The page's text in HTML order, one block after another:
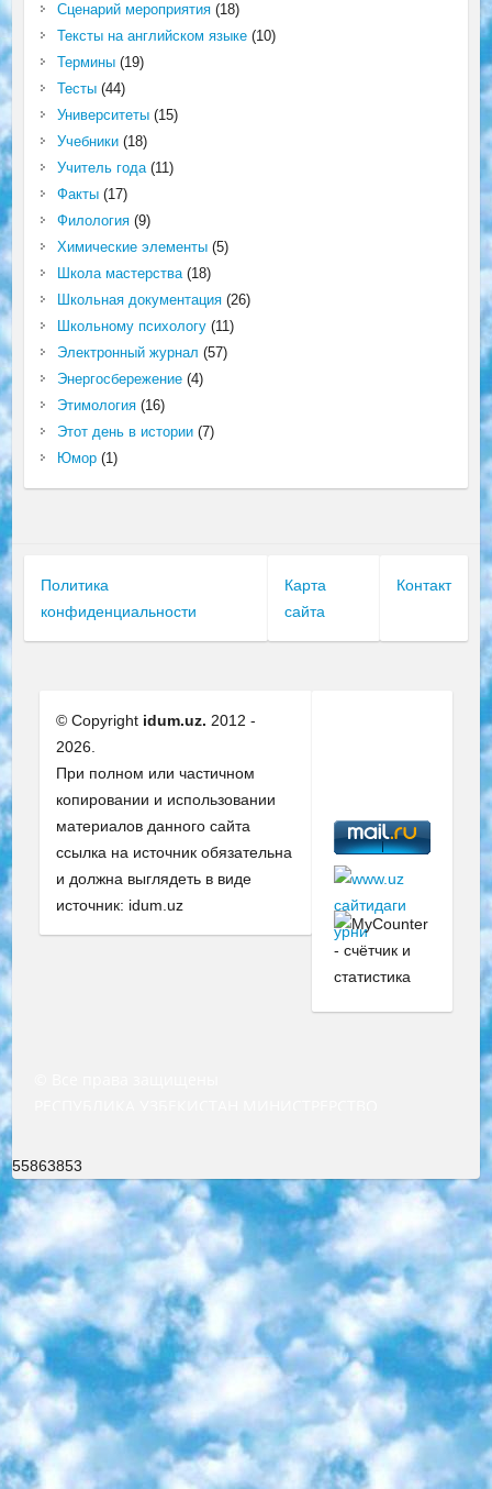
Сценарий мероприятия(18)
Тексты на английском языке(10)
Термины(19)
Тесты(44)
Университеты(15)
Учебники(18)
Учитель года(11)
Факты(17)
Филология(9)
Химические элементы(5)
Школа мастерства(18)
Школьная документация(26)
Школьному психологу(11)
Электронный журнал (57)
Энергосбережение(4)
Этимология(16)
Этот день в истории(7)
Юмор(1)
Политика
конфиденциальности
Карта
сайта
Контакт
© Copyright idum.uz. 2012 -
2026.
При полном или частичном
копировании и использовании
материалов данного сайта
ссылка на источник обязательна
и должна выглядеть в виде
источник: idum.uz
55863853